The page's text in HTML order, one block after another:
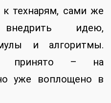
технарям, сами же
идею,
и алгоритмы.
принято – на
уже воплощено в